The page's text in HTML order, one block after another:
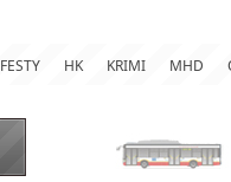
FESTY HK KRIMI MHD